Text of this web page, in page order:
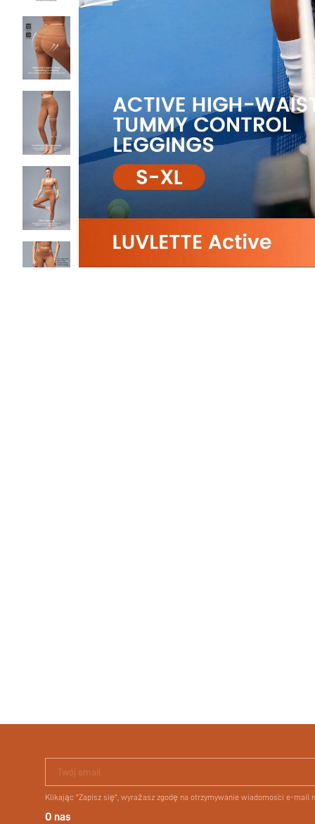
Twój email
Klikając "Zapisz się", wyrażasz zgodę na otrzymywanie wiadomości e-mail
O nas